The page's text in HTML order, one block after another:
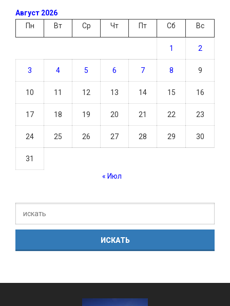
Август 2026
Пн
Вт Ср Чт Пт Сб Вс
1 2
3 4 5 6 7 8 9
10 11 12 13 14 15 16
17 18 19 20 21 22 23
24 25 26 27 28 29 30
31
« Июл